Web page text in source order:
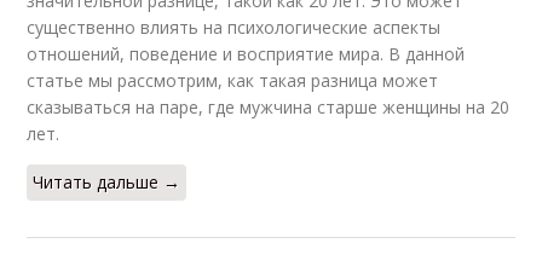
существенно влиять на психологические аспекты
отношений, поведение и восприятие мира. В данной
статье мы рассмотрим, как такая разница может
сказываться на паре, где мужчина старше женщины на 20
лет.
Читать дальше →